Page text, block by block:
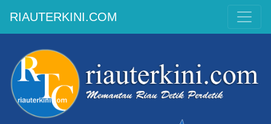
RIAUTERKINI.COM